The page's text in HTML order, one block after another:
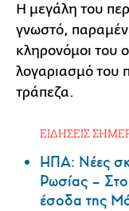
Η μεγάλη του
γνωστό,
κληρονόμοι του
λογαριασμό του
τράπεζα.
ΕΙΔΗΣΕΙΣ
ΗΠΑ: Nέες
Ρωσίας –
έσοδα της